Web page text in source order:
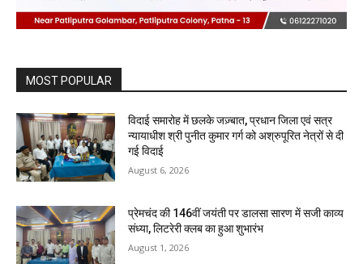
MOST POPULAR
विदाई समारोह में छलके जज़्बात, प्रधान जिला एवं सत्र
न्यायाधीश श्री पुनीत कुमार गर्ग को अश्रुपूरित नेत्रों से दी
गई विदाई
August 6, 2026
प्रेमचंद की 146वीं जयंती पर डालसा सारण में सजी काव्य
संध्या, लिटरेरी क्लब का हुआ शुभारंभ
August 1, 2026